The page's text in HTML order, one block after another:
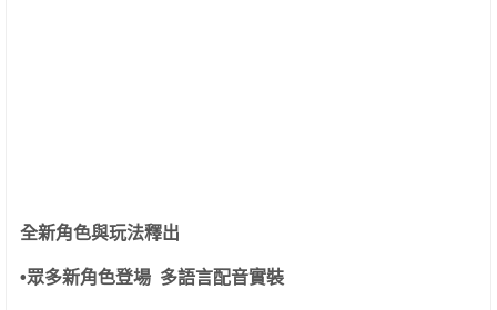
全新角色與玩法釋出
•眾多新角色登場 多語言配音實裝